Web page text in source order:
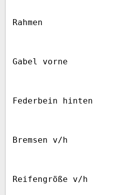
Rahmen
Gabel vorne
Federbein hinten
Bremsen v/h
Reifengröße v/h